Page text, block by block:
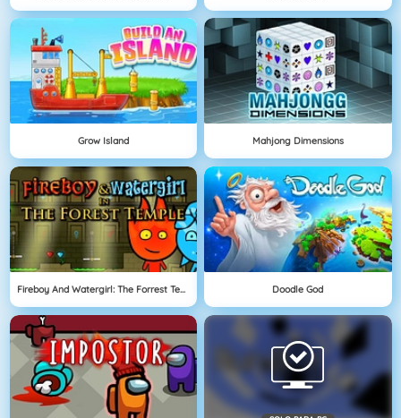
Grow Island Mahjong Dimensions
Fireboy And Watergirl: The Forrest Temple Doodle God